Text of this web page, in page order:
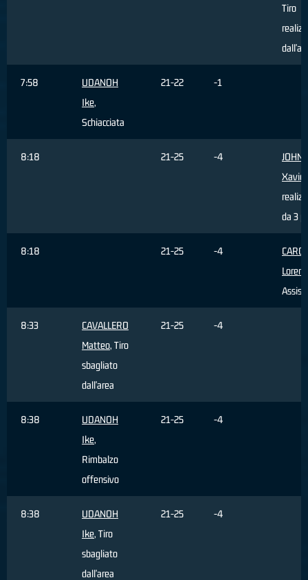
Tiro
7:58
UDANOH
Ike,
Schiacciata
21-22 -1
8:18 21-25 -4
Xavier
da 3
8:18 21-25 -4
Assist
8:33
CAVALLERO
Matteo, Tiro
sbagliato
dall'area
21-25 -4
8:38
UDANOH
Ike,
Rimbalzo
offensivo
21-25 -4
8:38
UDANOH
Ike, Tiro
sbagliato
dall'area
21-25 -4